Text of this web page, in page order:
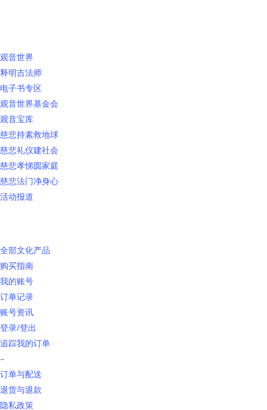
观音世界
释明吉法师
电子书专区
观音世界基金会
观音宝库
慈悲持素救地球
慈悲礼仪建社会
慈悲孝悌圆家庭
慈悲法门净身心
活动报道
全部文化产品
购买指南
我的账号
订单记录
账号资讯
登录/登出
追踪我的订单
–
订单与配送
退货与退款
隐私政策